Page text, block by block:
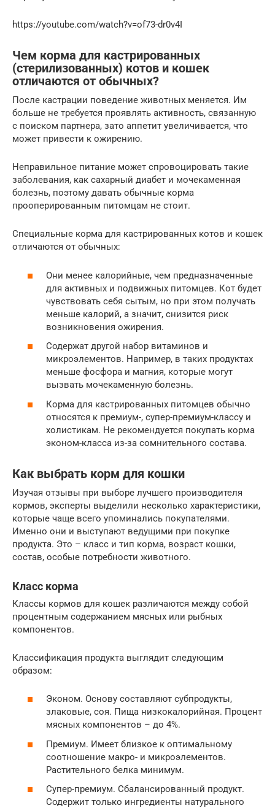
https://youtube.com/watch?v=of73-dr0v4I
Чем корма для кастрированных
(стерилизованных) котов и кошек
отличаются от обычных?
После кастрации поведение животных меняется. Им
больше не требуется проявлять активность, связанную
с поиском партнера, зато аппетит увеличивается, что
может привести к ожирению.
Неправильное питание может спровоцировать такие
заболевания, как сахарный диабет и мочекаменная
болезнь, поэтому давать обычные корма
прооперированным питомцам не стоит.
Специальные корма для кастрированных котов и кошек
отличаются от обычных:
Они менее калорийные, чем предназначенные
для активных и подвижных питомцев. Кот будет
чувствовать себя сытым, но при этом получать
меньше калорий, а значит, снизится риск
возникновения ожирения.
Содержат другой набор витаминов и
микроэлементов. Например, в таких продуктах
меньше фосфора и магния, которые могут
вызвать мочекаменную болезнь.
Корма для кастрированных питомцев обычно
относятся к премиум-, супер-премиум-классу и
холистикам. Не рекомендуется покупать корма
эконом-класса из-за сомнительного состава.
Как выбрать корм для кошки
Изучая отзывы при выборе лучшего производителя
кормов, эксперты выделили несколько характеристики,
которые чаще всего упоминались покупателями.
Именно они и выступают ведущими при покупке
продукта. Это – класс и тип корма, возраст кошки,
состав, особые потребности животного.
Класс корма
Классы кормов для кошек различаются между собой
процентным содержанием мясных или рыбных
компонентов.
Классификация продукта выглядит следующим
образом:
Эконом. Основу составляют субпродукты,
злаковые, соя. Пища низкокалорийная. Процент
мясных компонентов – до 4%.
Премиум. Имеет близкое к оптимальному
соотношение макро- и микроэлементов.
Растительного белка минимум.
Супер-премиум. Сбалансированный продукт.
Содержит только ингредиенты натурального